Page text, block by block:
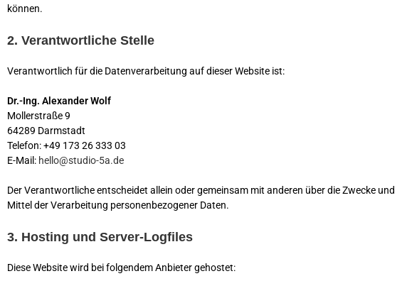
können.
2. Verantwortliche Stelle
Verantwortlich für die Datenverarbeitung auf dieser Website ist:
Dr.-Ing. Alexander Wolf
Mollerstraße 9
64289 Darmstadt
Telefon: +49 173 26 333 03
E-Mail: hello@studio-5a.de
Der Verantwortliche entscheidet allein oder gemeinsam mit anderen über die Zwecke und
Mittel der Verarbeitung personenbezogener Daten.
3. Hosting und Server-Logfiles
Diese Website wird bei folgendem Anbieter gehostet: